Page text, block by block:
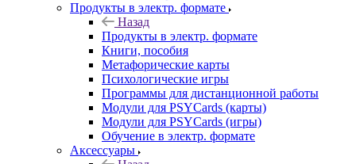
Продукты в электр. формате
Назад
Продукты в электр. формате
Книги, пособия
Метафорические карты
Психологические игры
Программы для дистанционной работы
Модули для PSYCards (карты)
Модули для PSYCards (игры)
Обучение в электр. формате
Аксессуары